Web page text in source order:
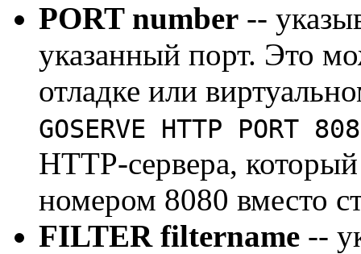
PORT number --
указанный порт. Это
отладке или
GOSERVE HTTP PORT
HTTP-сервера,
номером 8080 вместо
FILTER filtername --